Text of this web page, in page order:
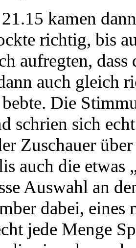
kamen
richtig, bis
aufregten, dass
auch gleich
Die
schrien sich
Zuschauer
auch die etwas
Auswahl an
dabei,
jede Menge